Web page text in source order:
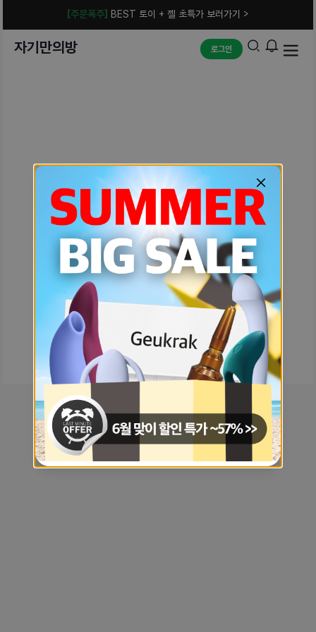
[주문폭주] BEST 토이 + 젤 초특가 보러가기 >
자기만의방 로그인
예상치 못한 에러입니다.